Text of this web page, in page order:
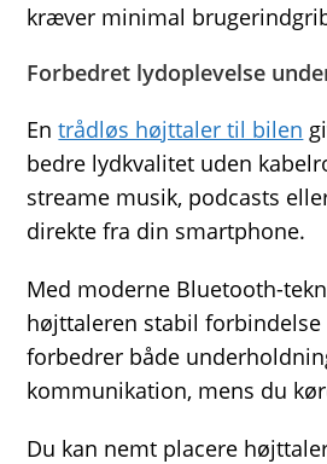
kræver minimal
Forbedret lydoplevelse
Entrådløs højttaler til bilen
bedre lydkvalitet uden
streame musik, podcasts
direkte fra din smartphone.
Med moderne Bluetooth-
højttaleren stabil forbindelse
forbedrer både
kommunikation, mens du
Du kan nemt placere